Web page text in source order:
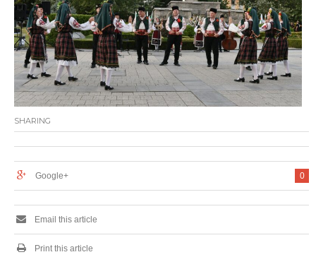
SHARING
0
Google+
Email this article
Print this article